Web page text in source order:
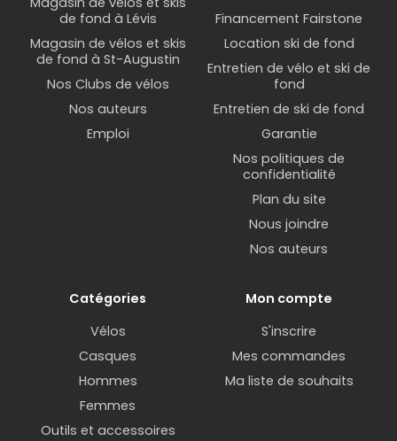
de fond à Lévis
Magasin de vélos et skis
de fond à St-Augustin
Nos Clubs de vélos
Nos auteurs
Emploi
Financement Fairstone
Location ski de fond
Entretien de vélo et ski de
fond
Entretien de ski de fond
Garantie
Nos politiques de
confidentialité
Plan du site
Nous joindre
Nos auteurs
Catégories
Vélos
Casques
Hommes
Femmes
Outils et accessoires
Mon compte
S'inscrire
Mes commandes
Ma liste de souhaits